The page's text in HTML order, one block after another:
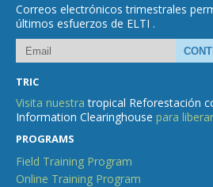
Correos electrónicos trimestrales
últimos esfuerzos de ELTI .
TRIC
Visita nuestra tropical Reforestación
Information Clearinghouse para
PROGRAMS
Field Training Program
Online Training Program